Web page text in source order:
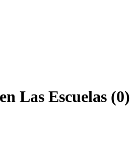
Las Escuelas (0)